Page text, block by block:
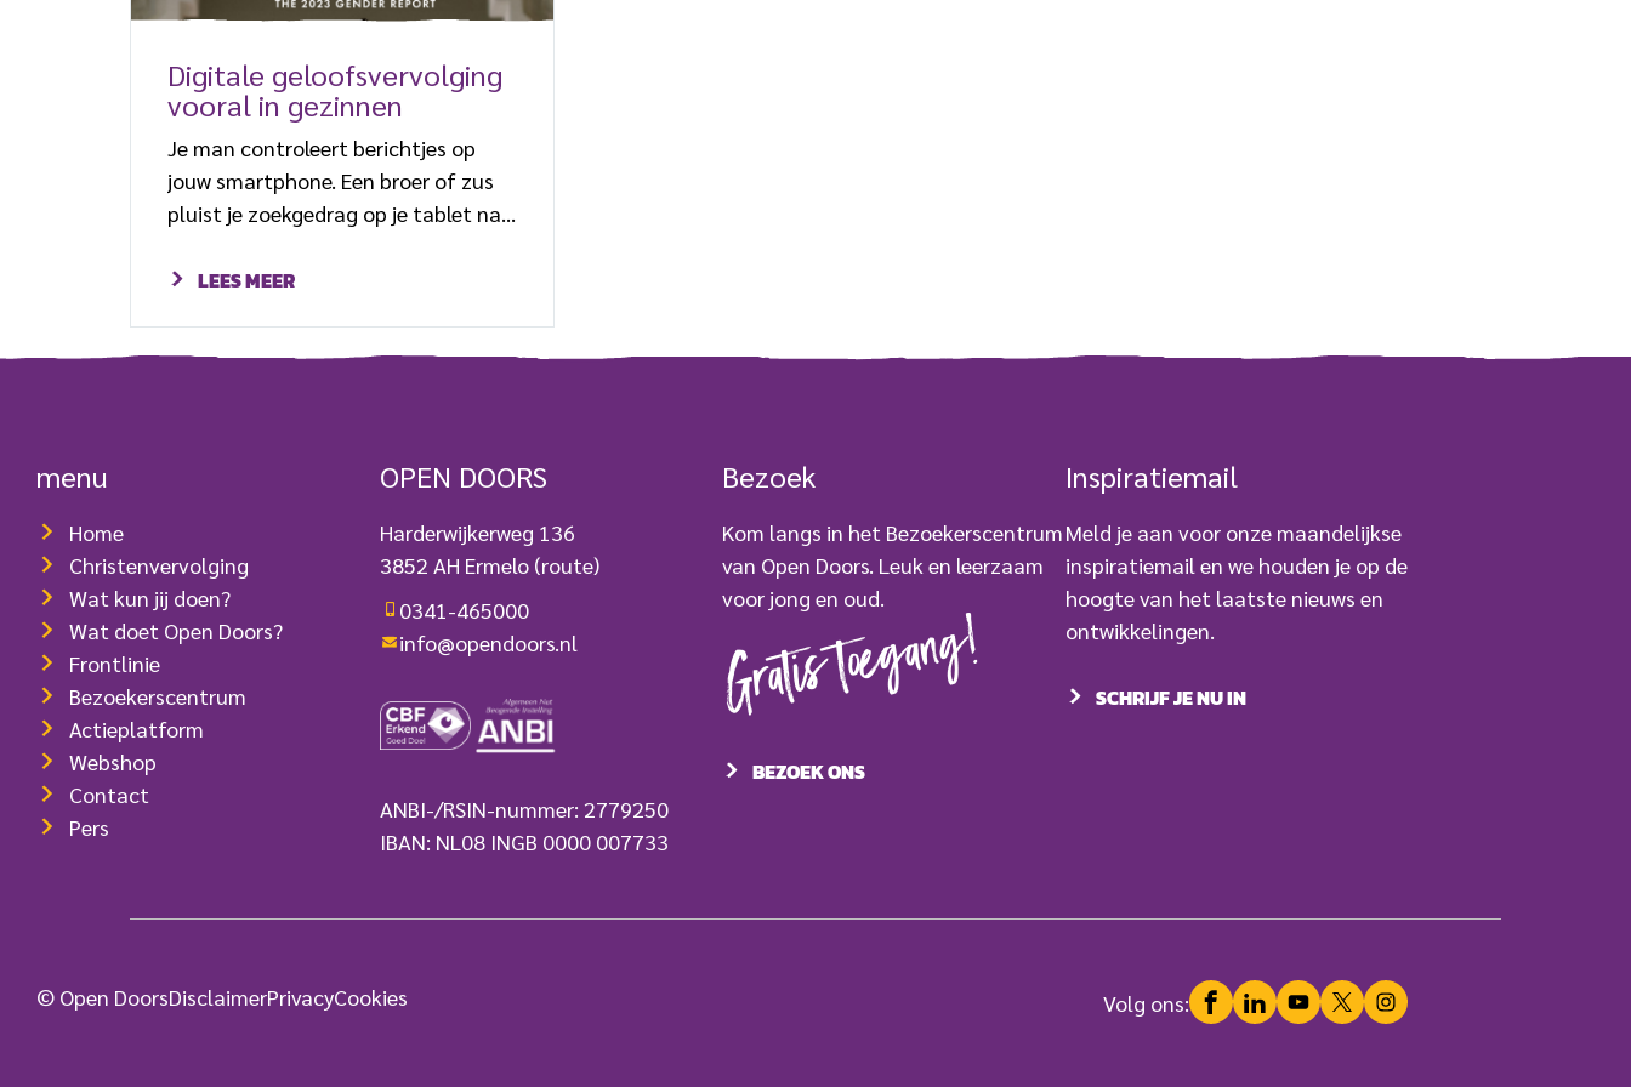
Digitale geloofsvervolging
vooral in gezinnen
Je man controleert berichtjes op
jouw smartphone. Een broer of zus
pluist je zoekgedrag op je tablet na.
tekstboodschappen tegen, dan ben
geloofsvervolging, zegt Elizabeth
Doors. Zij is een van de samenstellers
van […]
LEES MEER
menu
Home
Christenvervolging
Wat kun jij doen?
Wat doet Open Doors?
Frontlinie
Bezoekerscentrum
Actieplatform
Webshop
Contact
Pers
OPEN DOORS
Harderwijkerweg 136
3852 AH Ermelo (route)
0341-465000
info@opendoors.nl
ANBI-/RSIN-nummer: 2779250
IBAN: NL08 INGB 0000 007733
Bezoek
Kom langs in het Bezoekerscentrum
van Open Doors. Leuk en leerzaam
voor jong en oud.
Gratis toegang!
BEZOEK ONS
Inspiratiemail
Meld je aan voor onze maandelijkse
inspiratiemail en we houden je op de
hoogte van het laatste nieuws en
ontwikkelingen.
SCHRIJF JE NU IN
© Open DoorsDisclaimerPrivacyCookies Volg ons: Facebook
LinkedInYouTube
TwitterInstagram